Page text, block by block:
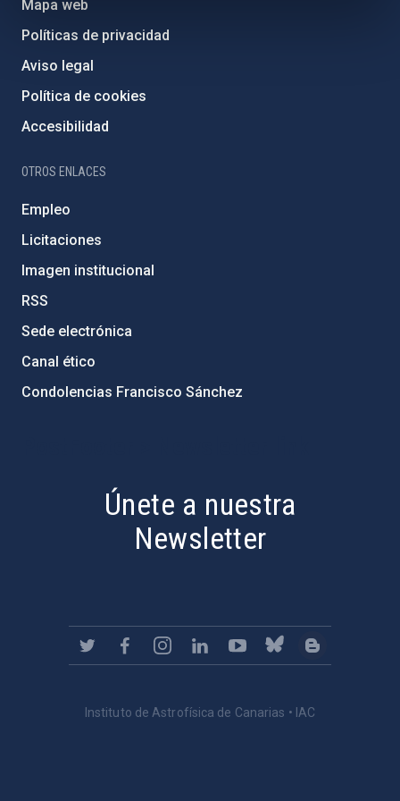
Mapa web
Políticas de privacidad
Aviso legal
Política de cookies
Accesibilidad
OTROS ENLACES
Empleo
Licitaciones
Imagen institucional
RSS
Sede electrónica
Canal ético
Condolencias Francisco Sánchez
Únete a nuestra
Newsletter
Instituto de Astrofísica de Canarias • IAC